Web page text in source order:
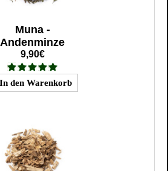
Muna -
Andenminze
9,90€